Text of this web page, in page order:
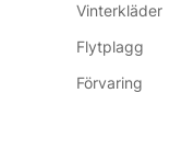
Vinterkläder
Flytplagg
Förvaring